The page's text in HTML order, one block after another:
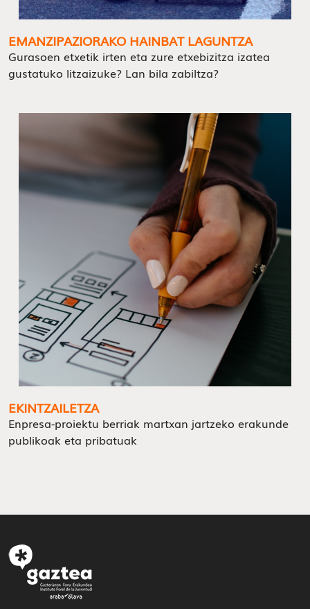
EMANZIPAZIORAKO HAINBAT LAGUNTZA
Gurasoen etxetik irten eta zure etxebizitza izatea
gustatuko litzaizuke? Lan bila zabiltza?
EKINTZAILETZA
Enpresa-proiektu berriak martxan jartzeko erakunde
publikoak eta pribatuak